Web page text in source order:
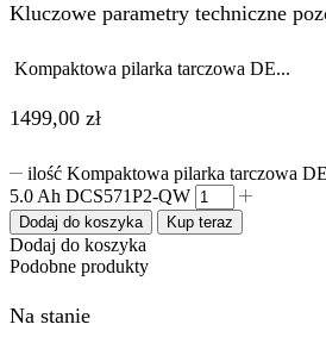
Kluczowe parametry techniczne
Kompaktowa pilarka tarczowa DE...
1499,00 zł
ilość Kompaktowa pilarka tarczowa
5.0 Ah DCS571P2-QW
Dodaj do koszyka Kup teraz
Dodaj do koszyka
Podobne produkty
Na stanie